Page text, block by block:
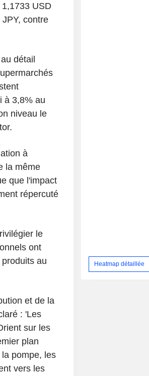
USD
contre
détail
à 3,8% au
niveau le
à
la même
que l'impact
répercuté
le
ont
au
et de la
: 'Les
sur les
plan
pompe, les
vers les
Heatmap détaillée